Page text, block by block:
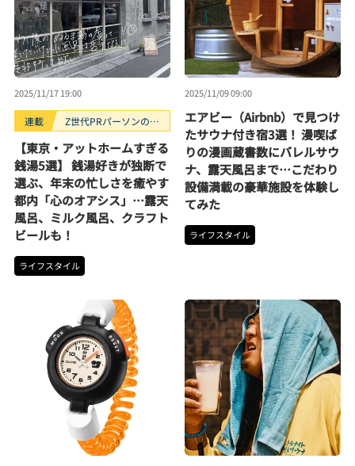
2025/11/17 19:00
連載
Z世代PRパーソンのキ
【東京・アットホームすぎる
銭湯5選】 銭湯好きが独断で
選ぶ、年末の忙しさを癒やす
都内「心のオアシス」…露天
風呂、ミルク風呂、クラフト
ビールも！
ライフスタイル
2025/11/09 09:00
エアビー（Airbnb）で見つけ
たサウナ付き宿3選！ 漫喫ば
りの漫画蔵書数にバレルサウ
ナ、露天風呂まで…こだわり
設備満載の豪華施設を体験し
てみた
ライフスタイル